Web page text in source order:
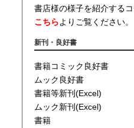
書店様の様子を紹介する
こちらよりご覧ください。
新刊・良好書
書籍コミック良好書
ムック良好書
書籍等新刊(Excel)
ムック新刊(Excel)
書籍